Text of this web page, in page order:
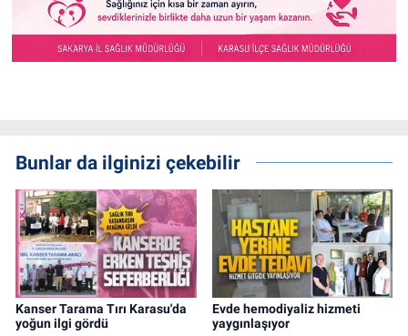
Bunlar da ilginizi çekebilir
Kanser Tarama Tırı Karasu'da
yoğun ilgi gördü
Evde hemodiyaliz hizmeti
yaygınlaşıyor